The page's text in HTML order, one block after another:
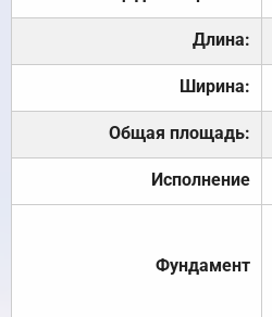
Длина:
Ширина:
Общая площадь:
Исполнение
Фундамент